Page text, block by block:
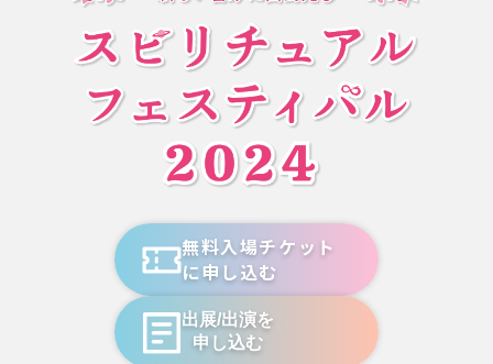
無料入場チケット
に申し込む
出展/出演を
申し込む